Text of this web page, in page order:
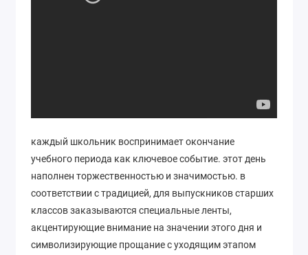
каждый школьник воспринимает окончание
учебного периода как ключевое событие. этот день
наполнен торжественностью и значимостью. в
соответствии с традицией, для выпускников старших
классов заказываются специальные ленты,
акцентирующие внимание на значении этого дня и
символизирующие прощание с уходящим этапом